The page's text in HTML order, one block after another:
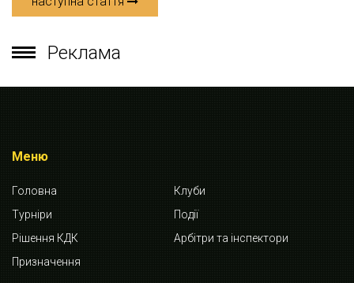
Реклама
Меню
Головна
Клуби
Турніри
Події
Рішення КДК
Арбітри та інспектори
Призначення